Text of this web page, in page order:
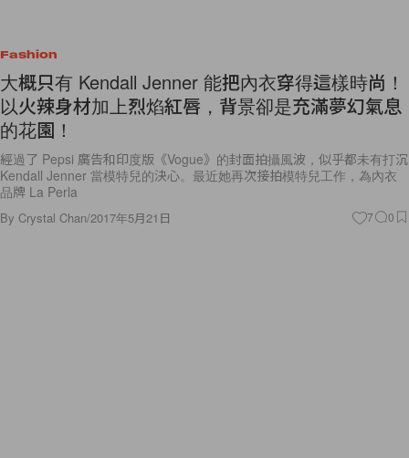
Fashion
大概只有 Kendall Jenner 能把內衣穿得這樣時尚！
以火辣身材加上烈焰紅唇，背景卻是充滿夢幻氣息
的花園！
經過了 Pepsi 廣告和印度版《Vogue》的封面拍攝風波，似乎都未有打沉
Kendall Jenner 當模特兒的決心。最近她再次接拍模特兒工作，為內衣
品牌 La Perla
By Crystal Chan/2017年5月21日 7 0